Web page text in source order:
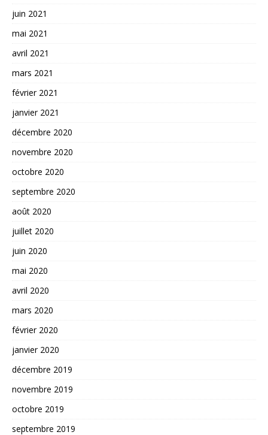
juin 2021
mai 2021
avril 2021
mars 2021
février 2021
janvier 2021
décembre 2020
novembre 2020
octobre 2020
septembre 2020
août 2020
juillet 2020
juin 2020
mai 2020
avril 2020
mars 2020
février 2020
janvier 2020
décembre 2019
novembre 2019
octobre 2019
septembre 2019